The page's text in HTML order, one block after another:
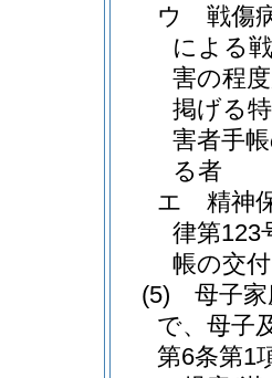
ウ
戦傷
による
害の程
掲げる
害者手
る者
エ
精神
律第123
帳の交
(5)
母子
で、母子
第6条第1